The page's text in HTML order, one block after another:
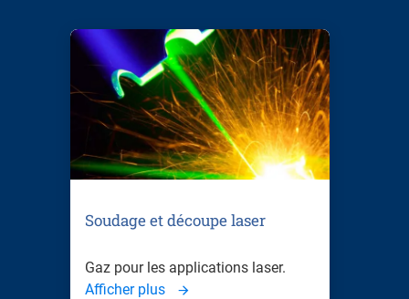
Soudage et découpe laser
Gaz pour les applications laser.
Afficher plus